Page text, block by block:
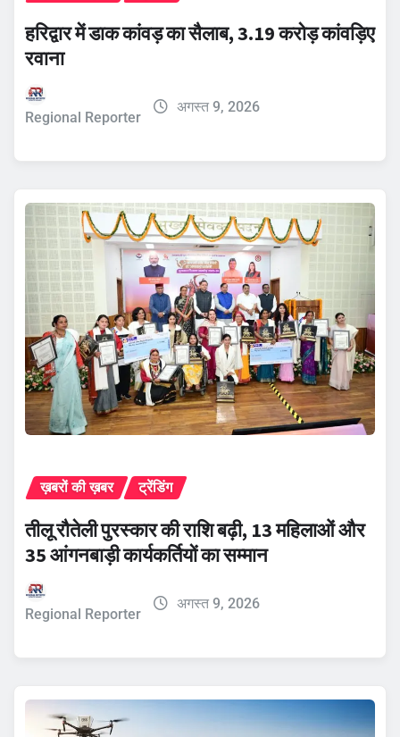
हरिद्वार में डाक कांवड़ का सैलाब, 3.19 करोड़ कांवड़िए
रवाना
Regional Reporter
अगस्त 9, 2026
ख़बरों की ख़बर ट्रेंडिंग
तीलू रौतेली पुरस्कार की राशि बढ़ी, 13 महिलाओं और
35 आंगनबाड़ी कार्यकर्तियों का सम्मान
Regional Reporter
अगस्त 9, 2026